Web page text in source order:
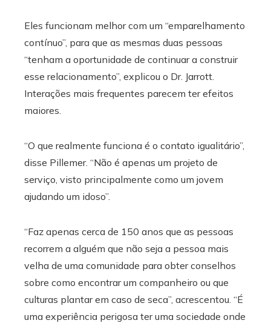
Eles funcionam melhor com um “emparelhamento
contínuo”, para que as mesmas duas pessoas
“tenham a oportunidade de continuar a construir
esse relacionamento”, explicou o Dr. Jarrott.
Interações mais frequentes parecem ter efeitos
maiores.
“O que realmente funciona é o contato igualitário”,
disse Pillemer. “Não é apenas um projeto de
serviço, visto principalmente como um jovem
ajudando um idoso”.
“Faz apenas cerca de 150 anos que as pessoas
recorrem a alguém que não seja a pessoa mais
velha de uma comunidade para obter conselhos
sobre como encontrar um companheiro ou que
culturas plantar em caso de seca”, acrescentou. “É
uma experiência perigosa ter uma sociedade onde